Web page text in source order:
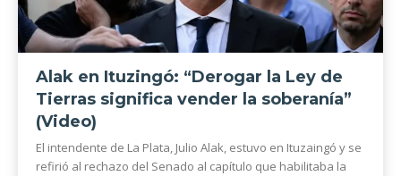
Alak en Ituzingó: “Derogar la Ley de
Tierras significa vender la soberanía”
(Video)
El intendente de La Plata, Julio Alak, estuvo en Ituzaingó y se
refirió al rechazo del Senado al capítulo que habilitaba la